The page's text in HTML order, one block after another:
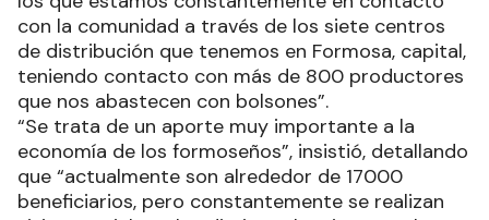
con la comunidad a través de los siete centros
de distribución que tenemos en Formosa, capital,
teniendo contacto con más de 800 productores
que nos abastecen con bolsones”.
“Se trata de un aporte muy importante a la
economía de los formoseños”, insistió, detallando
que “actualmente son alrededor de 17000
beneficiarios, pero constantemente se realizan